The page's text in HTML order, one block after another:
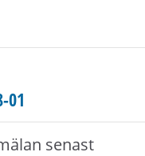
01
senast